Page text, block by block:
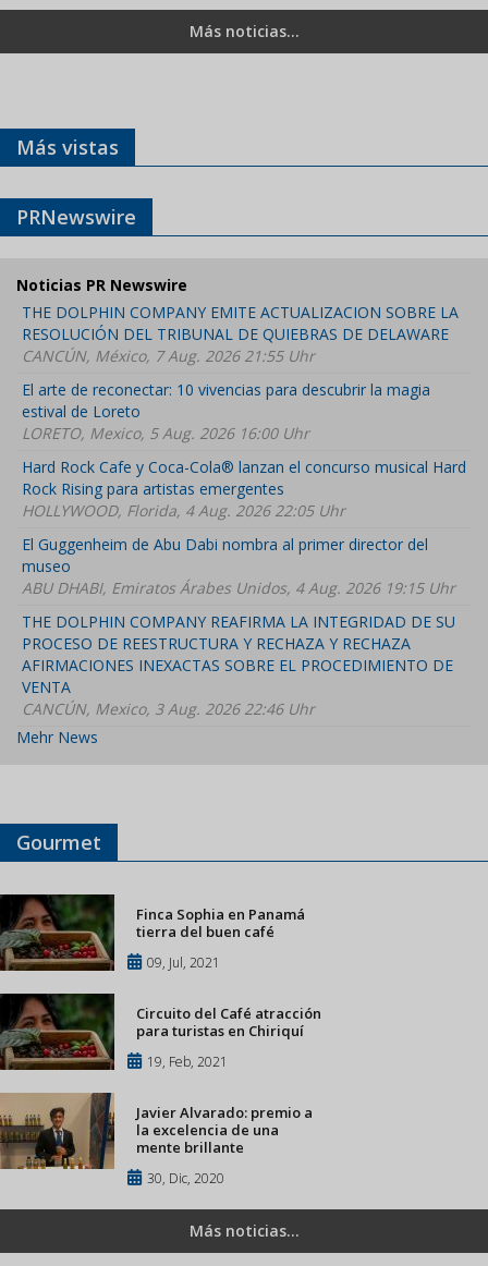
Más noticias...
Más vistas
PRNewswire
Noticias PR Newswire
THE DOLPHIN COMPANY EMITE ACTUALIZACION SOBRE LA
RESOLUCIÓN DEL TRIBUNAL DE QUIEBRAS DE DELAWARE
CANCÚN, México, 7 Aug. 2026 21:55 Uhr
El arte de reconectar: 10 vivencias para descubrir la magia
estival de Loreto
LORETO, Mexico, 5 Aug. 2026 16:00 Uhr
Hard Rock Cafe y Coca-Cola® lanzan el concurso musical Hard
Rock Rising para artistas emergentes
HOLLYWOOD, Florida, 4 Aug. 2026 22:05 Uhr
El Guggenheim de Abu Dabi nombra al primer director del
museo
ABU DHABI, Emiratos Árabes Unidos, 4 Aug. 2026 19:15 Uhr
THE DOLPHIN COMPANY REAFIRMA LA INTEGRIDAD DE SU
PROCESO DE REESTRUCTURA Y RECHAZA Y RECHAZA
AFIRMACIONES INEXACTAS SOBRE EL PROCEDIMIENTO DE
VENTA
CANCÚN, Mexico, 3 Aug. 2026 22:46 Uhr
Mehr News
Gourmet
Finca Sophia en Panamá
tierra del buen café
09, Jul, 2021
Circuito del Café atracción
para turistas en Chiriquí
19, Feb, 2021
Javier Alvarado: premio a
la excelencia de una
mente brillante
30, Dic, 2020
Más noticias...